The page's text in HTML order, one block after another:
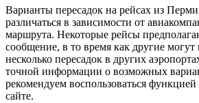
Варианты пересадок на рейсах из
различаться в зависимости от
маршрута. Некоторые рейсы
сообщение, в то время как другие
несколько пересадок в других
точной информации о возможных
рекомендуем воспользоваться
сайте.